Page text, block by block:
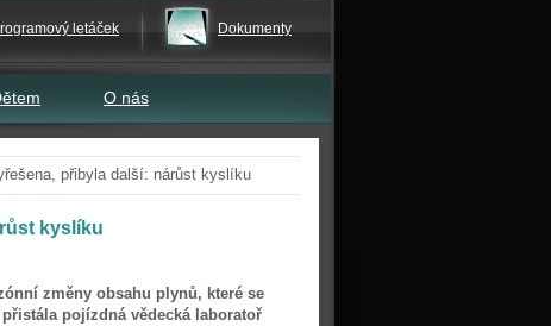
letáček Dokumenty
O nás
přibyla další: nárůst kyslíku
kyslíku
změny obsahu plynů, které se
pojízdná vědecká laboratoř